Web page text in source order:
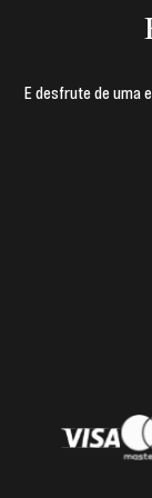
E desfrute de uma